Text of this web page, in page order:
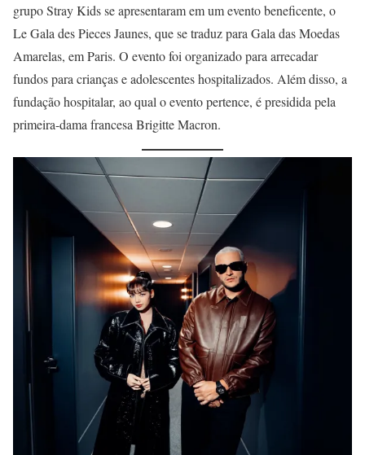
grupo Stray Kids se apresentaram em um evento beneficente, o
Le Gala des Pieces Jaunes, que se traduz para Gala das Moedas
Amarelas, em Paris. O evento foi organizado para arrecadar
fundos para crianças e adolescentes hospitalizados. Além disso, a
fundação hospitalar, ao qual o evento pertence, é presidida pela
primeira-dama francesa Brigitte Macron.